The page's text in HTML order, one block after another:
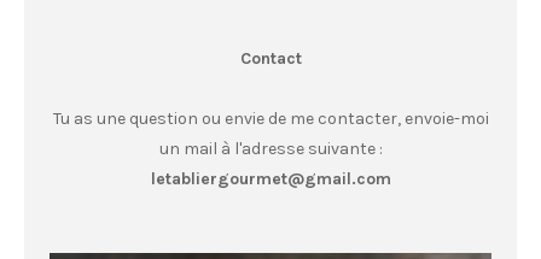
Contact
Tu as une question ou envie de me contacter, envoie-moi
un mail à l'adresse suivante :
letabliergourmet@gmail.com